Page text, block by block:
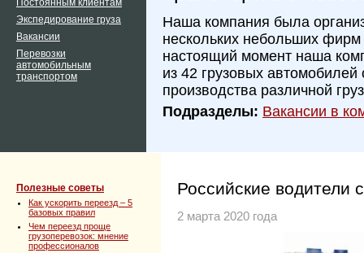
Постоянным клиентам
Экспедирование груза
Вакансии
Перевозки
автомобильным
транспортом
Наша компания была
нескольких небольших фирм
настоящий момент наша
из 42 грузовых автомобилей
производства различной
Подразделы: Вакансии в
Полезные советы
Как ускорить переезд – 5
базовых правил
Чем переезд проще
грузоперевозок: мнение
профессионалов
Российские
2 марта 2020 года